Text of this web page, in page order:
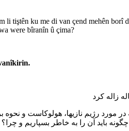
li tiştên ku me di van çend mehên
were bîranîn û çima?
مورد رژیم نازیها، هولوکاست و
باید آن را به خاطر بسپاریم و چرا؟